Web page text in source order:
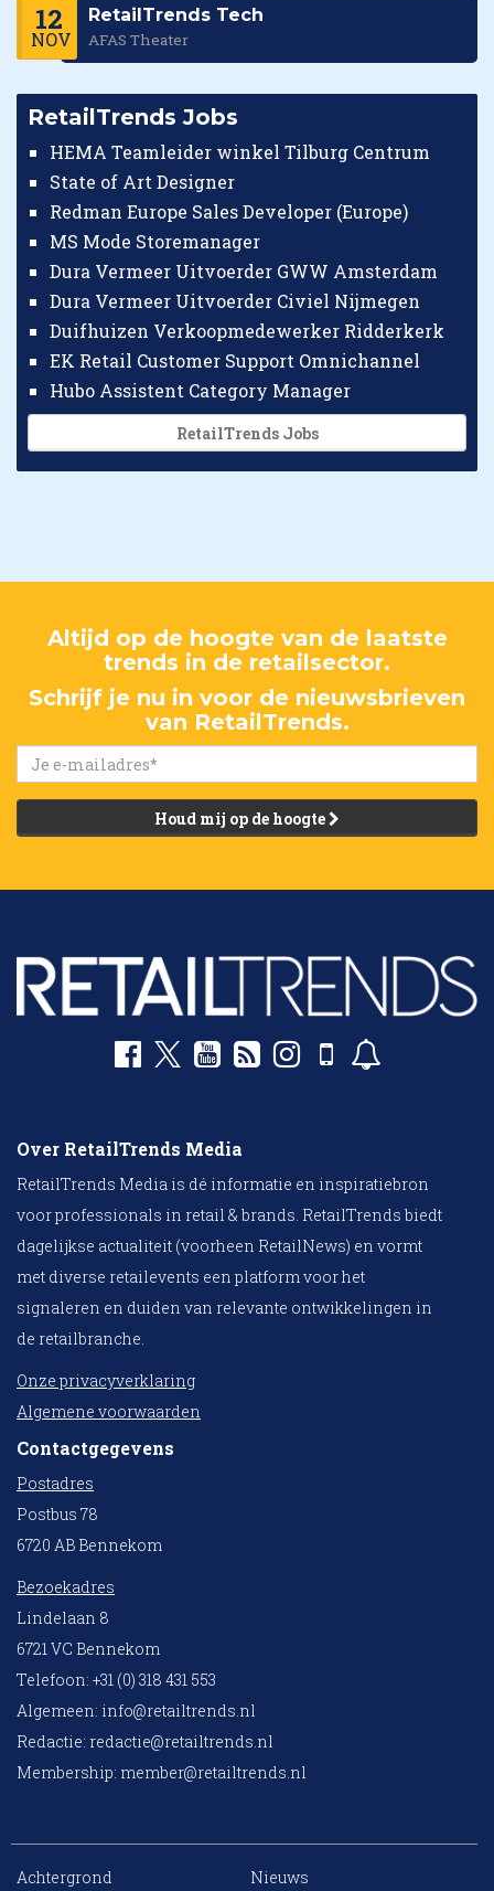
12
NOV
RetailTrends Tech
AFAS Theater
RetailTrends Jobs
HEMA Teamleider winkel Tilburg Centrum
State of Art Designer
Redman Europe Sales Developer (Europe)
MS Mode Storemanager
Dura Vermeer Uitvoerder GWW Amsterdam
Dura Vermeer Uitvoerder Civiel Nijmegen
Duifhuizen Verkoopmedewerker Ridderkerk
EK Retail Customer Support Omnichannel
Hubo Assistent Category Manager
RetailTrends Jobs
Altijd op de hoogte van de laatste
trends in de retailsector.
Schrijf je nu in voor de nieuwsbrieven
van RetailTrends.
Houd mij op de hoogte
Over RetailTrends Media
RetailTrends Media is dé informatie en inspiratiebron
voor professionals in retail & brands. RetailTrends biedt
dagelijkse actualiteit (voorheen RetailNews) en vormt
met diverse retailevents een platform voor het
signaleren en duiden van relevante ontwikkelingen in
de retailbranche.
Onze privacyverklaring
Algemene voorwaarden
Contactgegevens
Postadres
Postbus 78
6720 AB Bennekom
Bezoekadres
Lindelaan 8
6721 VC Bennekom
Telefoon: +31 (0) 318 431 553
Algemeen: info@retailtrends.nl
Redactie: redactie@retailtrends.nl
Membership: member@retailtrends.nl
Achtergrond
Nieuws